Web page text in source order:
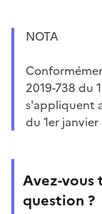
NOTA
2019-738 du
s'appliquent
du 1er janvier
Avez-vous
question ?